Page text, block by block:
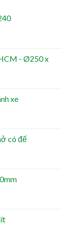
- Ø250 x
xe
có đế